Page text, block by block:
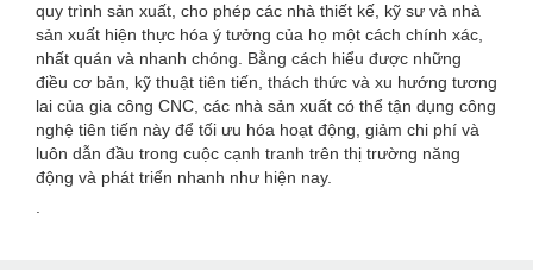
quy trình sản xuất, cho phép các nhà thiết kế, kỹ sư và nhà
sản xuất hiện thực hóa ý tưởng của họ một cách chính xác,
nhất quán và nhanh chóng. Bằng cách hiểu được những
điều cơ bản, kỹ thuật tiên tiến, thách thức và xu hướng tương
lai của gia công CNC, các nhà sản xuất có thể tận dụng công
nghệ tiên tiến này để tối ưu hóa hoạt động, giảm chi phí và
luôn dẫn đầu trong cuộc cạnh tranh trên thị trường năng
động và phát triển nhanh như hiện nay.